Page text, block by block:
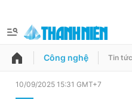
QUẢNG CÁO ĐẶT BÁO
Công nghệ Tin
10/09/2025 15:31 GMT+7